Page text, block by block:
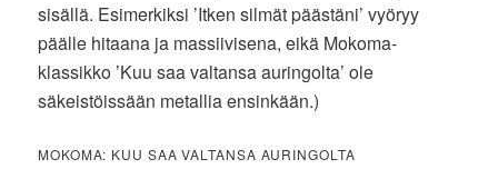
sisällä. Esimerkiksi ’Itken silmät päästäni’ vyöryy
päälle hitaana ja massiivisena, eikä Mokoma-
klassikko ’Kuu saa valtansa auringolta’ ole
säkeistöissään metallia ensinkään.)
MOKOMA: KUU SAA VALTANSA AURINGOLTA